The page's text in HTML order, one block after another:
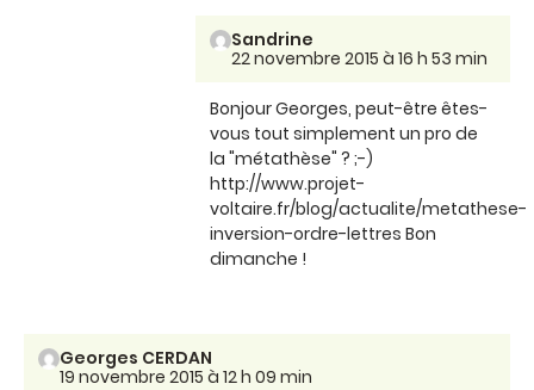
Sandrine
22 novembre 2015 à 16 h 53 min
Bonjour Georges, peut-être êtes-
vous tout simplement un pro de
la "métathèse" ? ;-)
http://www.projet-
voltaire.fr/blog/actualite/metathese-
inversion-ordre-lettres Bon
dimanche !
Georges CERDAN
19 novembre 2015 à 12 h 09 min